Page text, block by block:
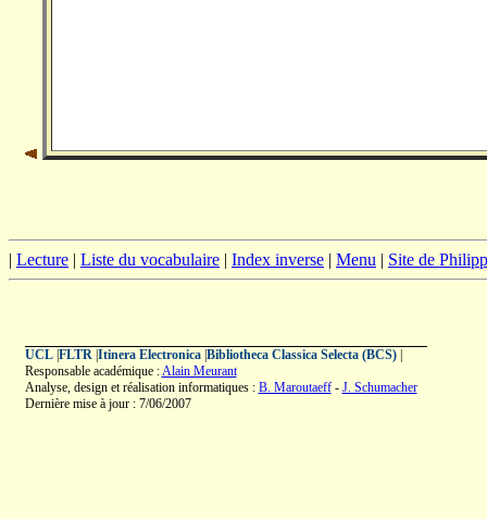
| Lecture | Liste du vocabulaire | Index inverse | Menu | Site de
UCL| FLTR| Itinera Electronica| Bibliotheca Classica Selecta (BCS)|
Responsable académique :Alain Meurant
Analyse, design et réalisation informatiques : B. Maroutaeff- J. Schumacher
Dernière mise à jour : 7/06/2007